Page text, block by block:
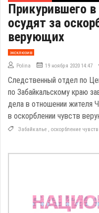
Прикурившего
осудят за
верующих
эксклюзив
Polina 19 ноября 2020 14:47
Следственный отдел по
по Забайкальскому краю
дела в отношении жителя
в оскорблении чувств
Забайкалье , оскорбление